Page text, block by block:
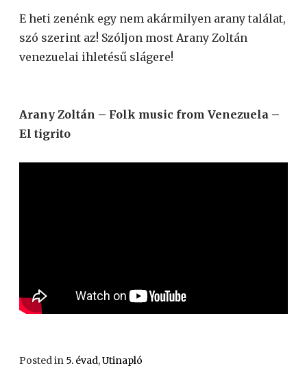
E heti zenénk egy nem akármilyen arany találat,
szó szerint az! Szóljon most Arany Zoltán
venezuelai ihletésű slágere!
Arany Zoltán – Folk music from Venezuela –
El tigrito
Posted in 5. évad,Utinapló